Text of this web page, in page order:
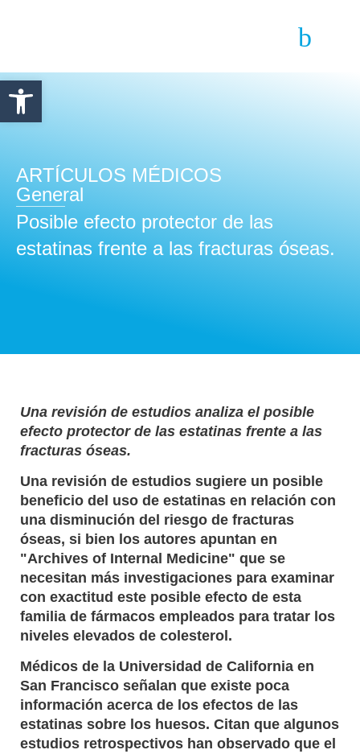
Abrir barra de herramientas
ARTÍCULOS MÉDICOS
General
Posible efecto protector de las
estatinas frente a las fracturas óseas.
Una revisión de estudios analiza el posible
efecto protector de las estatinas frente a las
fracturas óseas.
Una revisión de estudios sugiere un posible
beneficio del uso de estatinas en relación con
una disminución del riesgo de fracturas
óseas, si bien los autores apuntan en
"Archives of Internal Medicine" que se
necesitan más investigaciones para examinar
con exactitud este posible efecto de esta
familia de fármacos empleados para tratar los
niveles elevados de colesterol.
Médicos de la Universidad de California en
San Francisco señalan que existe poca
información acerca de los efectos de las
estatinas sobre los huesos. Citan que algunos
estudios retrospectivos han observado que el